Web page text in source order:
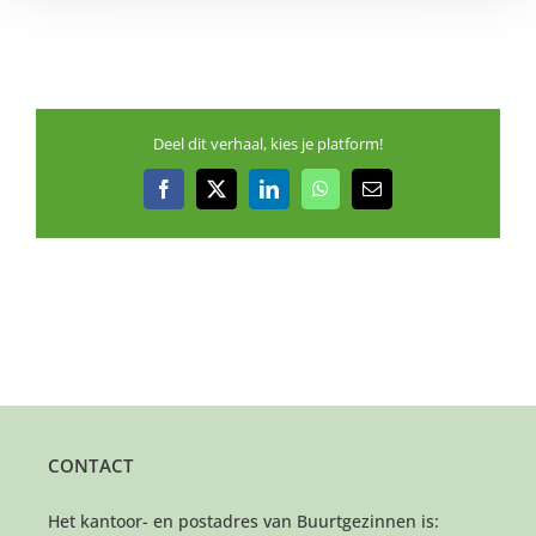
Deel dit verhaal, kies je platform!
Facebook
X LinkedInWhatsApp
E-
CONTACT
Het kantoor- en postadres van Buurtgezinnen is: